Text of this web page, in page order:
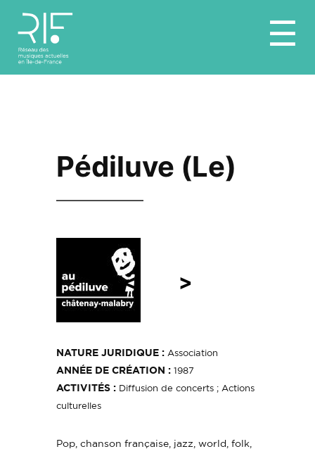
☰
Pédiluve (Le)
NATURE JURIDIQUE : Association
ANNÉE DE CRÉATION : 1987
ACTIVITÉS : Diffusion de concerts ; Actions
culturelles
Pop, chanson française, jazz, world, folk,
< >